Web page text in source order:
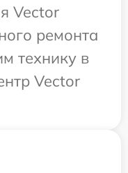
Vector
ремонта
технику в
Vector